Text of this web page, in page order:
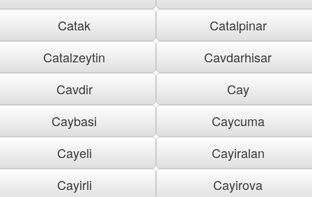
Catak
Catalpinar
Catalzeytin
Cavdarhisar
Cavdir
Cay
Caybasi
Caycuma
Cayeli
Cayiralan
Cayirli
Cayirova